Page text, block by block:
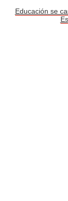
Educación se